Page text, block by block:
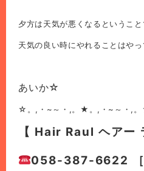
夕方は天気が悪くなるということ
天気の良い時にやれることはや
あいか☆
☆。,・~～・,。★。,・~～・,
【 Hair Raul ヘアー
058-387-6622 ［